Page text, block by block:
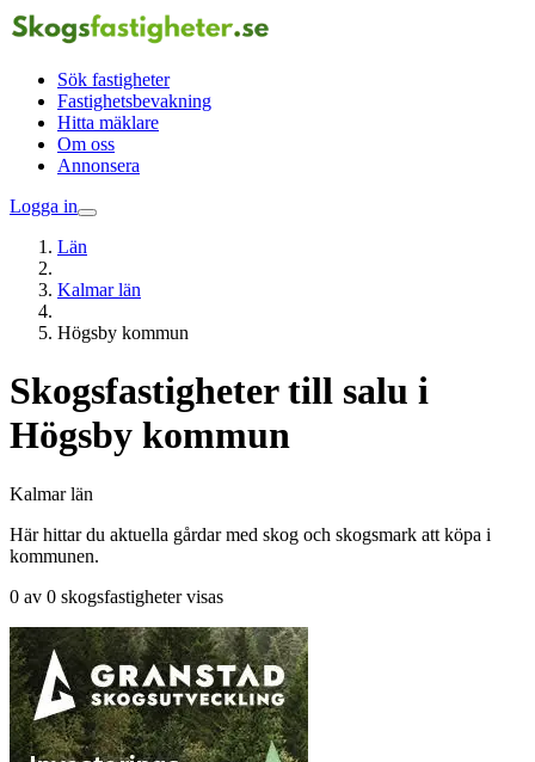
Sök fastigheter
Fastighetsbevakning
Hitta mäklare
Om oss
Annonsera
Logga in
Län
Kalmar län
Högsby kommun
Skogsfastigheter till salu i
Högsby kommun
Kalmar län
Här hittar du aktuella gårdar med skog och skogsmark att köpa i
kommunen.
0 av 0 skogsfastigheter visas